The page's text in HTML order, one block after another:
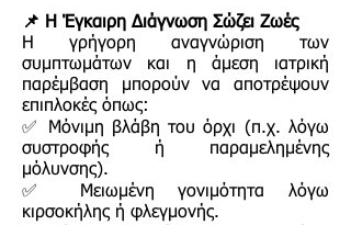
📌 Η Έγκαιρη Διάγνωση Σώζει Ζωές
Η γρήγορη αναγνώριση των
συμπτωμάτων και η άμεση ιατρική
παρέμβαση μπορούν να αποτρέψουν
επιπλοκές όπως:
✅ Μόνιμη βλάβη του όρχι (π.χ. λόγω
συστροφής ή παραμελημένης
μόλυνσης).
✅ Μειωμένη γονιμότητα λόγω
κιρσοκήλης ή φλεγμονής.